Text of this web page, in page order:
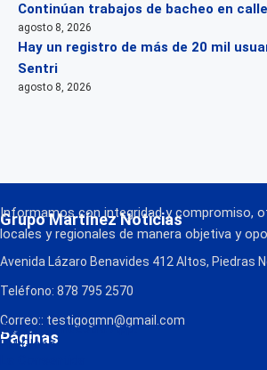
Continúan trabajos de bacheo en
agosto 8, 2026
Hay un registro de más de 20 mil
Sentri
agosto 8, 2026
Grupo Martínez Noticias
Informamos con integridad y compromiso,
locales y regionales de manera objetiva y
Avenida Lázaro Benavides 412 Altos, Piedras
Teléfono: 878 795 2570
Correo:: testigogmn@gmail.com
Páginas
¡Descarga nuestra App!
FM Globo